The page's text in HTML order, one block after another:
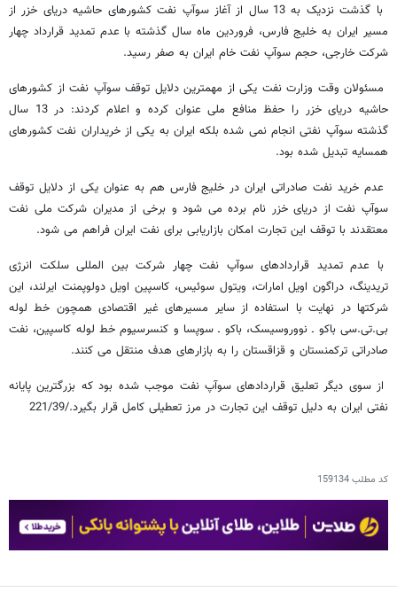
با گذشت نزدیک به 13 سال از آغاز سوآپ نفت کشورهای حاشیه دریای خزر از
مسیر ایران به خلیج فارس، فروردین ماه سال گذشته با عدم تمدید قرارداد چهار
شرکت خارجی، حجم سوآپ نفت خام ایران به صفر رسید.
مسئولان وقت وزارت نفت یکی از مهمترین دلایل توقف سوآپ نفت از کشورهای
حاشیه دریای خزر را حفظ منافع ملی عنوان کرده و اعلام کردند: در 13 سال
گذشته سوآپ نفتی انجام نمی شده بلکه ایران به یکی از خریداران نفت کشورهای
همسایه تبدیل شده بود.
عدم خرید نفت صادراتی ایران در خلیج فارس هم به عنوان یکی از دلایل توقف
سوآپ نفت از دریای خزر نام برده می شود و برخی از مدیران شرکت ملی نفت
معتقدند با توقف این تجارت امکان بازاریابی برای نفت ایران فراهم می شود.
با عدم تمدید قراردادهای سوآپ نفت چهار شرکت بین المللی سلکت انرژی
تریدینگ، دراگون اویل امارات، ویتول سوئیس، کاسپین اویل دولوپمنت ایرلند، این
شرکتها در نهایت با استفاده از سایر مسیرهای غیر اقتصادی همچون خط لوله
بی.تی.سی باکو ـ نووروسیسک، باکو ـ سوپسا و کنسرسیوم خط لوله کاسپین، نفت
صادراتی ترکمنستان و قزاقستان را به بازارهای هدف منتقل می کنند.
از سوی دیگر تعلیق قراردادهای سوآپ نفت موجب شده بود که بزرگترین پایانه
نفتی ایران به دلیل توقف این تجارت در مرز تعطیلی کامل قرار بگیرد./221/39
کد مطلب159134